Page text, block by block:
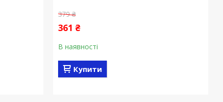
379 ₴
361 ₴
В наявності
Купити